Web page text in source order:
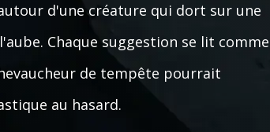
d'une créature qui dort sur une
Chaque suggestion se lit comme
de tempête pourrait
au hasard.